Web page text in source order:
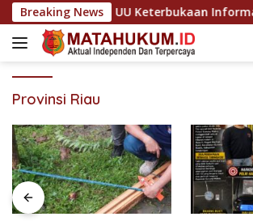
Langsung
ke
konten
Breaking News
Abaikan UU Keterbukaan Informasi Publik
Provinsi Riau